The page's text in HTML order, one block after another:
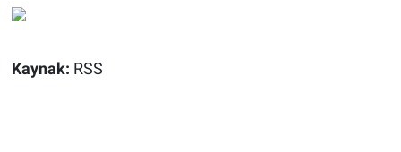
Kaynak: RSS